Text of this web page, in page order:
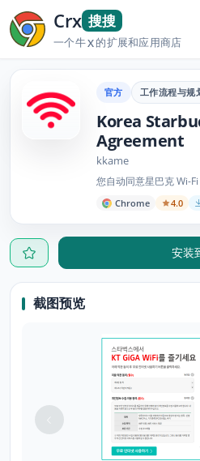
Crx 搜搜
一个牛X的扩展和应用商店
官方 工作流程与规
Korea
Agreement
kkame
您自动同意星巴克 Wi-
Chrome 4.0
安装
截图预览